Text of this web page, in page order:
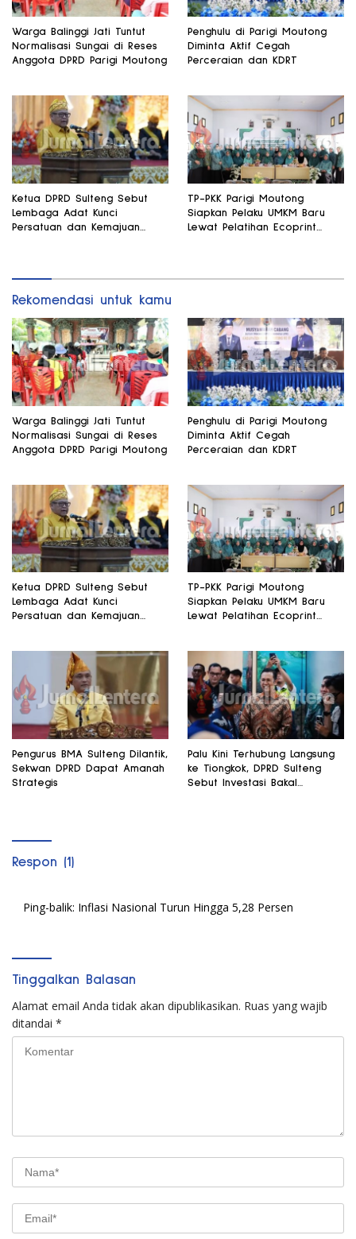
Warga Balinggi Jati Tuntut
Normalisasi Sungai di Reses
Anggota DPRD Parigi Moutong
Penghulu di Parigi Moutong
Diminta Aktif Cegah
Perceraian dan KDRT
Ketua DPRD Sulteng Sebut
Lembaga Adat Kunci
Persatuan dan Kemajuan
TP-PKK Parigi Moutong
Siapkan Pelaku UMKM Baru
Lewat Pelatihan Ecoprint
Rekomendasi untuk kamu
Warga Balinggi Jati Tuntut
Normalisasi Sungai di Reses
Anggota DPRD Parigi Moutong
Penghulu di Parigi Moutong
Diminta Aktif Cegah
Perceraian dan KDRT
Ketua DPRD Sulteng Sebut
Lembaga Adat Kunci
Persatuan dan Kemajuan
TP-PKK Parigi Moutong
Siapkan Pelaku UMKM Baru
Lewat Pelatihan Ecoprint
Pengurus BMA Sulteng Dilantik,
Sekwan DPRD Dapat Amanah
Strategis
Palu Kini Terhubung Langsung
ke Tiongkok, DPRD Sulteng
Sebut Investasi Bakal
Respon (1)
Ping-balik: Inflasi Nasional Turun Hingga 5,28 Persen
Tinggalkan Balasan
Alamat email Anda tidak akan dipublikasikan. Ruas yang wajib
ditandai *